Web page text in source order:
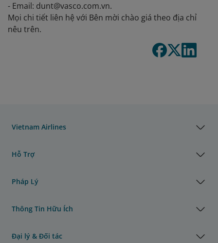
- Email: dunt@vasco.com.vn.
Mọi chi tiết liên hệ với Bên mời chào giá theo địa chỉ
nêu trên.
Vietnam Airlines
Hỗ Trợ
Pháp Lý
Thông Tin Hữu Ích
Đại lý & Đối tác